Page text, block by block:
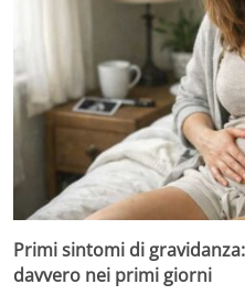
Primi sintomi di
davvero nei primi giorni